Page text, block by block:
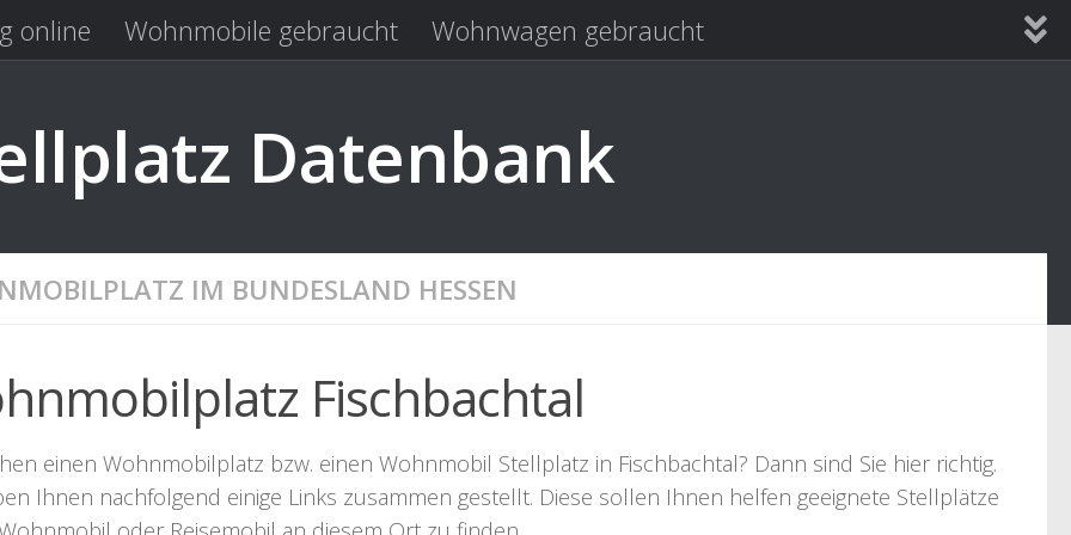
online Wohnmobile gebraucht
Wohnwagen gebraucht
Datenbank
IM BUNDESLAND HESSEN
Fischbachtal
einen Wohnmobilplatz bzw. einen Wohnmobil Stellplatz in Fischbachtal? Dann sind Sie hier richtig.
Ihnen nachfolgend einige Links zusammen gestellt. Diese sollen Ihnen helfen geeignete Stellplätze